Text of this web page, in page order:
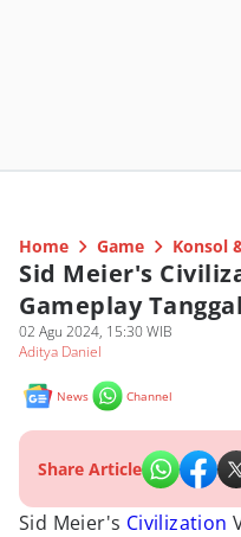
Home Game Konsol
Sid Meier's
Gameplay
02 Agu 2024, 15:30 WIB
Aditya Daniel
News Channel
Share Article
Sid Meier's Civilization